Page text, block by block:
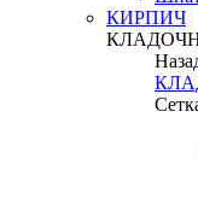
КИРПИЧ